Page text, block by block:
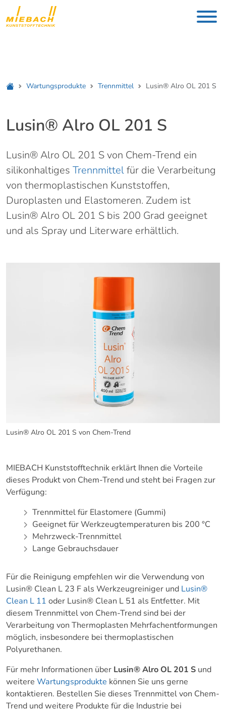
Wartungsprodukte Trennmittel Lusin® Alro OL 201 S
Lusin® Alro OL 201 S
Lusin® Alro OL 201 S von Chem-Trend ein
silikonhaltiges Trennmittelfür die Verarbeitung
von thermoplastischen Kunststoffen,
Duroplasten und Elastomeren. Zudem ist
Lusin® Alro OL 201 S bis 200 Grad geeignet
und als Spray und Literware erhältlich.
Lusin® Alro OL 201 S von Chem-Trend
MIEBACH Kunststofftechnik erklärt Ihnen die Vorteile
dieses Produkt von Chem-Trend und steht bei Fragen zur
Verfügung:
Trennmittel für Elastomere (Gummi)
Geeignet für Werkzeugtemperaturen bis 200 °C
Mehrzweck-Trennmittel
Lange Gebrauchsdauer
Für die Reinigung empfehlen wir die Verwendung von
Lusin® Clean L 23 F als Werkzeugreiniger und Lusin®
Clean L 11 oder Lusin® Clean L 51 als Entfetter. Mit
diesem Trennmittel von Chem-Trend sind bei der
Verarbeitung von Thermoplasten Mehrfachentformungen
möglich, insbesondere bei thermoplastischen
Polyurethanen.
Für mehr Informationen über Lusin® Alro OL 201 S und
weitere Wartungsprodukte können Sie uns gerne
kontaktieren. Bestellen Sie dieses Trennmittel von Chem-
Trend und weitere Produkte für die Industrie bei